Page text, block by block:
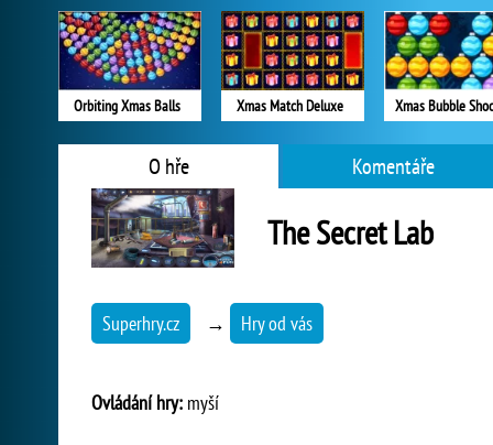
Orbiting Xmas Balls Xmas Match Deluxe Xmas Bubble
O hře Komentáře
The Secret Lab
Superhry.cz → Hry od vás
Ovládání hry: myší